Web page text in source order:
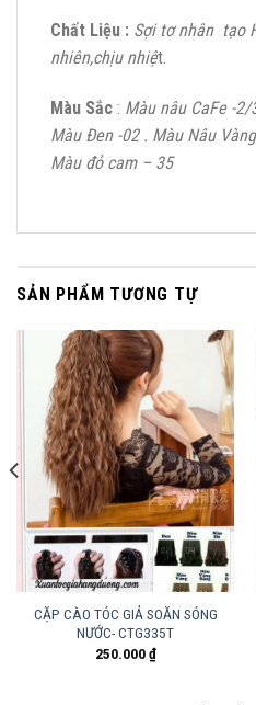
Chất Liệu : Sợi tơ nhân tạo
nhiên,chịu nhiệt.
Màu Sắc : Màu nâu CaFe -
Màu Đen -02 . Màu Nâu
Màu đỏ cam – 35
SẢN PHẨM TƯƠNG TỰ
CẶP CÀO TÓC GIẢ SOĂN SÓNG
NƯỚC- CTG335T
250.000₫